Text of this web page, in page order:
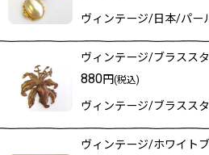
ヴィンテージ/日本/パー
ヴィンテージ/ブラスス
880円(税込)
ヴィンテージ/ブラスス
ヴィンテージ/ホワイト